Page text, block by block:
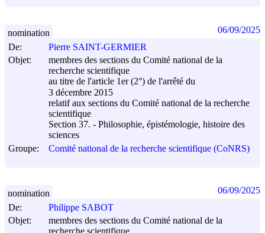
De:
Pierre SAINT-GERMIER
Objet:
membres des sections du Comité national de la
recherche scientifique
au titre de l'article 1er (2°) de l'arrêté du
3 décembre 2015
relatif aux sections du Comité national de la recherche
scientifique
Section 37. - Philosophie, épistémologie, histoire des
sciences
Groupe:
Comité national de la recherche scientifique (CoNRS)
nomination 06/09/2025
De:
Philippe SABOT
Objet:
membres des sections du Comité national de la
nomination 06/09/2025